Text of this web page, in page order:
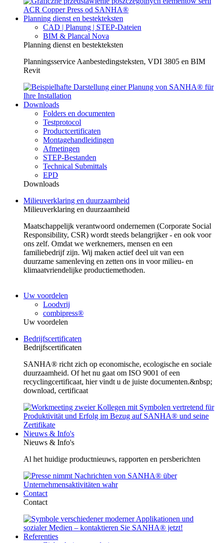
Planning dienst en bestekteksten
CAD | Planung | STEP-Dateien
BIM & Plancal Nova
Planning dienst en bestekteksten
Planningsservice Aanbestedingsteksten, VDI 3805 en BIM
Revit
Downloads
Folders en documenten
Testprotocol
Productcertificaten
Montagehandleidingen
Afmetingen
STEP-Bestanden
Technical Submittals
EPD
Downloads
Milieuverklaring en duurzaamheid
Milieuverklaring en duurzaamheid
Maatschappelijk verantwoord ondernemen (Corporate Social
Responsibility, CSR) wordt steeds belangrijker - en ook voor
ons zelf. Omdat we werknemers, mensen en een
familiebedrijf zijn. Wij maken actief deel uit van een
duurzame samenleving en zetten ons in voor milieu- en
klimaatvriendelijke productiemethoden.
Uw voordelen
Loodvrij
combipress®
Uw voordelen
Bedrijfscertificaten
Bedrijfscertificaten
SANHA® richt zich op economische, ecologische en sociale
duurzaamheid. Of het nu gaat om ISO 9001 of een
recyclingcertificaat, hier vindt u de juiste documenten.&nbsp;
download, certificaat
Nieuws & Info's
Nieuws & Info's
Al het huidige productnieuws, rapporten en persberichten
Contact
Contact
Referenties